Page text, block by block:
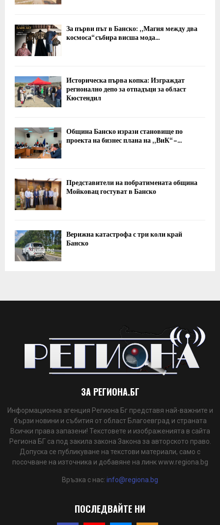
За първи път в Банско: „Магия между два
космоса“ събира висша мода...
Историческа първа копка: Изграждат
регионално депо за отпадъци за област
Кюстендил
Община Банско изрази становище по
проекта на бизнес плана на „ВиК“ –...
Представители на побратимената община
Мойковац гостуват в Банско
Верижна катастрофа с три коли край
Банско
ЗА РЕГИОНА.БГ
Информационна агенция Региона Бг представя най-важните и
бързи новини и събития от област Благоевград и страната
Всички права запазени! Текстовете и изображенията в сайта
Региона БГ са под закила закона Закона за авторското право.
Допуска се публикуване на текстови материали, само с
посочване на източника и добавяне на линк www.regiona.bg
Връзка с нас: info@regiona.bg
ПОСЛЕДВАЙТЕ НИ